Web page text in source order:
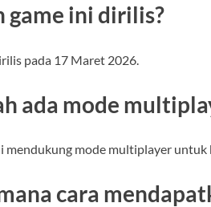
game ini dirilis?
pada 17 Maret 2026.
ada mode
mendukung mode multiplayer
cara